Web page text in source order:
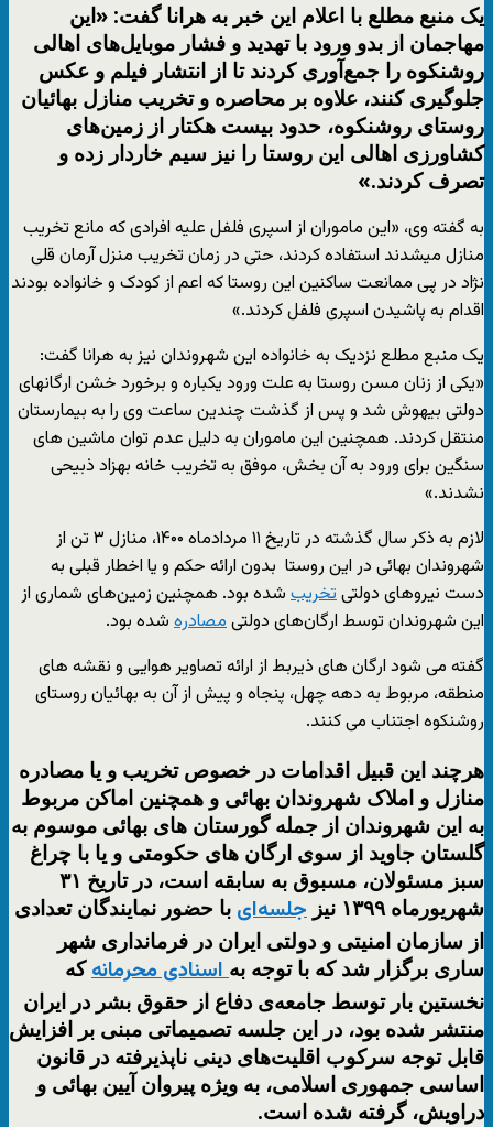
یک منبع مطلع با اعلام این خبر به هرانا گفت: «این
مهاجمان از بدو ورود با تهدید و فشار موبایل‌های اهالی
روشنکوه را جمع‌آوری کردند تا از انتشار فیلم و عکس
جلوگیری کنند، علاوه بر محاصره و تخریب منازل بهائیان
روستای روشنکوه، حدود بیست هکتار از زمین‌های
کشاورزی اهالی این روستا را نیز سیم خاردار زده و
تصرف کردند.»
به گفته وی، «این ماموران از اسپری فلفل علیه افرادی که مانع تخریب
منازل میشدند استفاده کردند، حتی در زمان تخریب منزل آرمان قلی
نژاد در پی ممانعت ساکنین این روستا که اعم از کودک و خانواده بودند
اقدام به پاشیدن اسپری فلفل کردند.»
یک منبع مطلع نزدیک به خانواده این شهروندان نیز به هرانا گفت:
«یکی از زنان مسن روستا به علت ورود یکباره و برخورد خشن ارگانهای
دولتی بیهوش شد و پس از گذشت چندین ساعت وی را به بیمارستان
منتقل کردند. همچنین این ماموران به دلیل عدم توان ماشین های
سنگین برای ورود به آن بخش، موفق به تخریب خانه بهزاد ذبیحی
نشدند.»
لازم به ذکر سال گذشته در تاریخ ۱۱ مردادماه ۱۴۰۰، منازل ۳ تن از
شهروندان بهائی در این روستا بدون ارائه حکم و یا اخطار قبلی به
دست نیروهای دولتیتخریب شده بود. همچنین زمین‌های شماری از
این شهروندان توسط ارگان‌های دولتیمصادره شده بود.
گفته می شود ارگان های ذیربط از ارائه تصاویر هوایی و نقشه های
منطقه، مربوط به دهه چهل، پنجاه و پیش از آن به بهائیان روستای
روشنکوه اجتناب می کنند.
هرچند این قبیل اقدامات در خصوص تخریب و یا مصادره
منازل و املاک شهروندان بهائی و همچنین اماکن مربوط
به این شهروندان از جمله گورستان های بهائی موسوم به
گلستان جاوید از سوی ارگان های حکومتی و یا با چراغ
سبز مسئولان، مسبوق به سابقه است، در تاریخ ۳۱
شهریورماه ۱۳۹۹ نیز
جلسه‌ای با حضور نمایندگان تعدادی
از سازمان امنیتی و دولتی ایران در فرمانداری شهر
ساری برگزار شد که با توجه بهاسنادی محرمانهکه
نخستین بار توسط جامعه‌ی دفاع از حقوق بشر در ایران
منتشر شده بود، در این جلسه تصمیماتی مبنی بر افزایش
قابل توجه سرکوب اقلیت‌های دینی ناپذیرفته در قانون
اساسی جمهوری اسلامی، به ویژه پیروان آیین بهائی و
دراویش، گرفته شده است.